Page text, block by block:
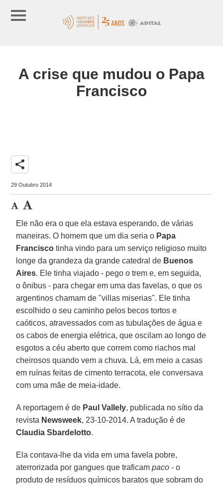
A crise que mudou o Papa
Francisco
share
29 Outubro 2014
Ele não era o que ela estava esperando, de várias
maneiras. O homem que um dia seria o Papa
Francisco tinha vindo para um serviço religioso muito
longe da grandeza da grande catedral de Buenos
Aires. Ele tinha viajado - pego o trem e, em seguida,
o ônibus - para chegar em uma das favelas, o que os
argentinos chamam de "villas miserias". Ele tinha
escolhido o seu caminho pelos becos tortos e
caóticos, atravessados com as tubulações de água e
os cabos de energia elétrica, que oscilam ao longo de
esgotos a céu aberto que correm como riachos mal
cheirosos quando vem a chuva. Lá, em meio a casas
em ruínas feitas de cimento terracota, ele conversava
com uma mãe de meia-idade.
A reportagem é de Paul Vallely, publicada no sítio da
revista Newsweek, 23-10-2014. A tradução é de
Claudia Sbardelotto.
Ela contava-lhe da vida em uma favela pobre,
aterrorizada por gangues que traficampaco - o
produto de resíduos químicos baratos que sobram do